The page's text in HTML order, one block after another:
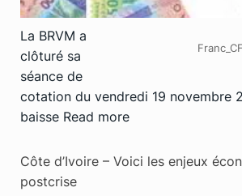
La BRVM a
clôturé sa
séance de
cotation du vendredi 19 novembre
baisse Read more
Côte d’Ivoire – Voici les enjeux
postcrise